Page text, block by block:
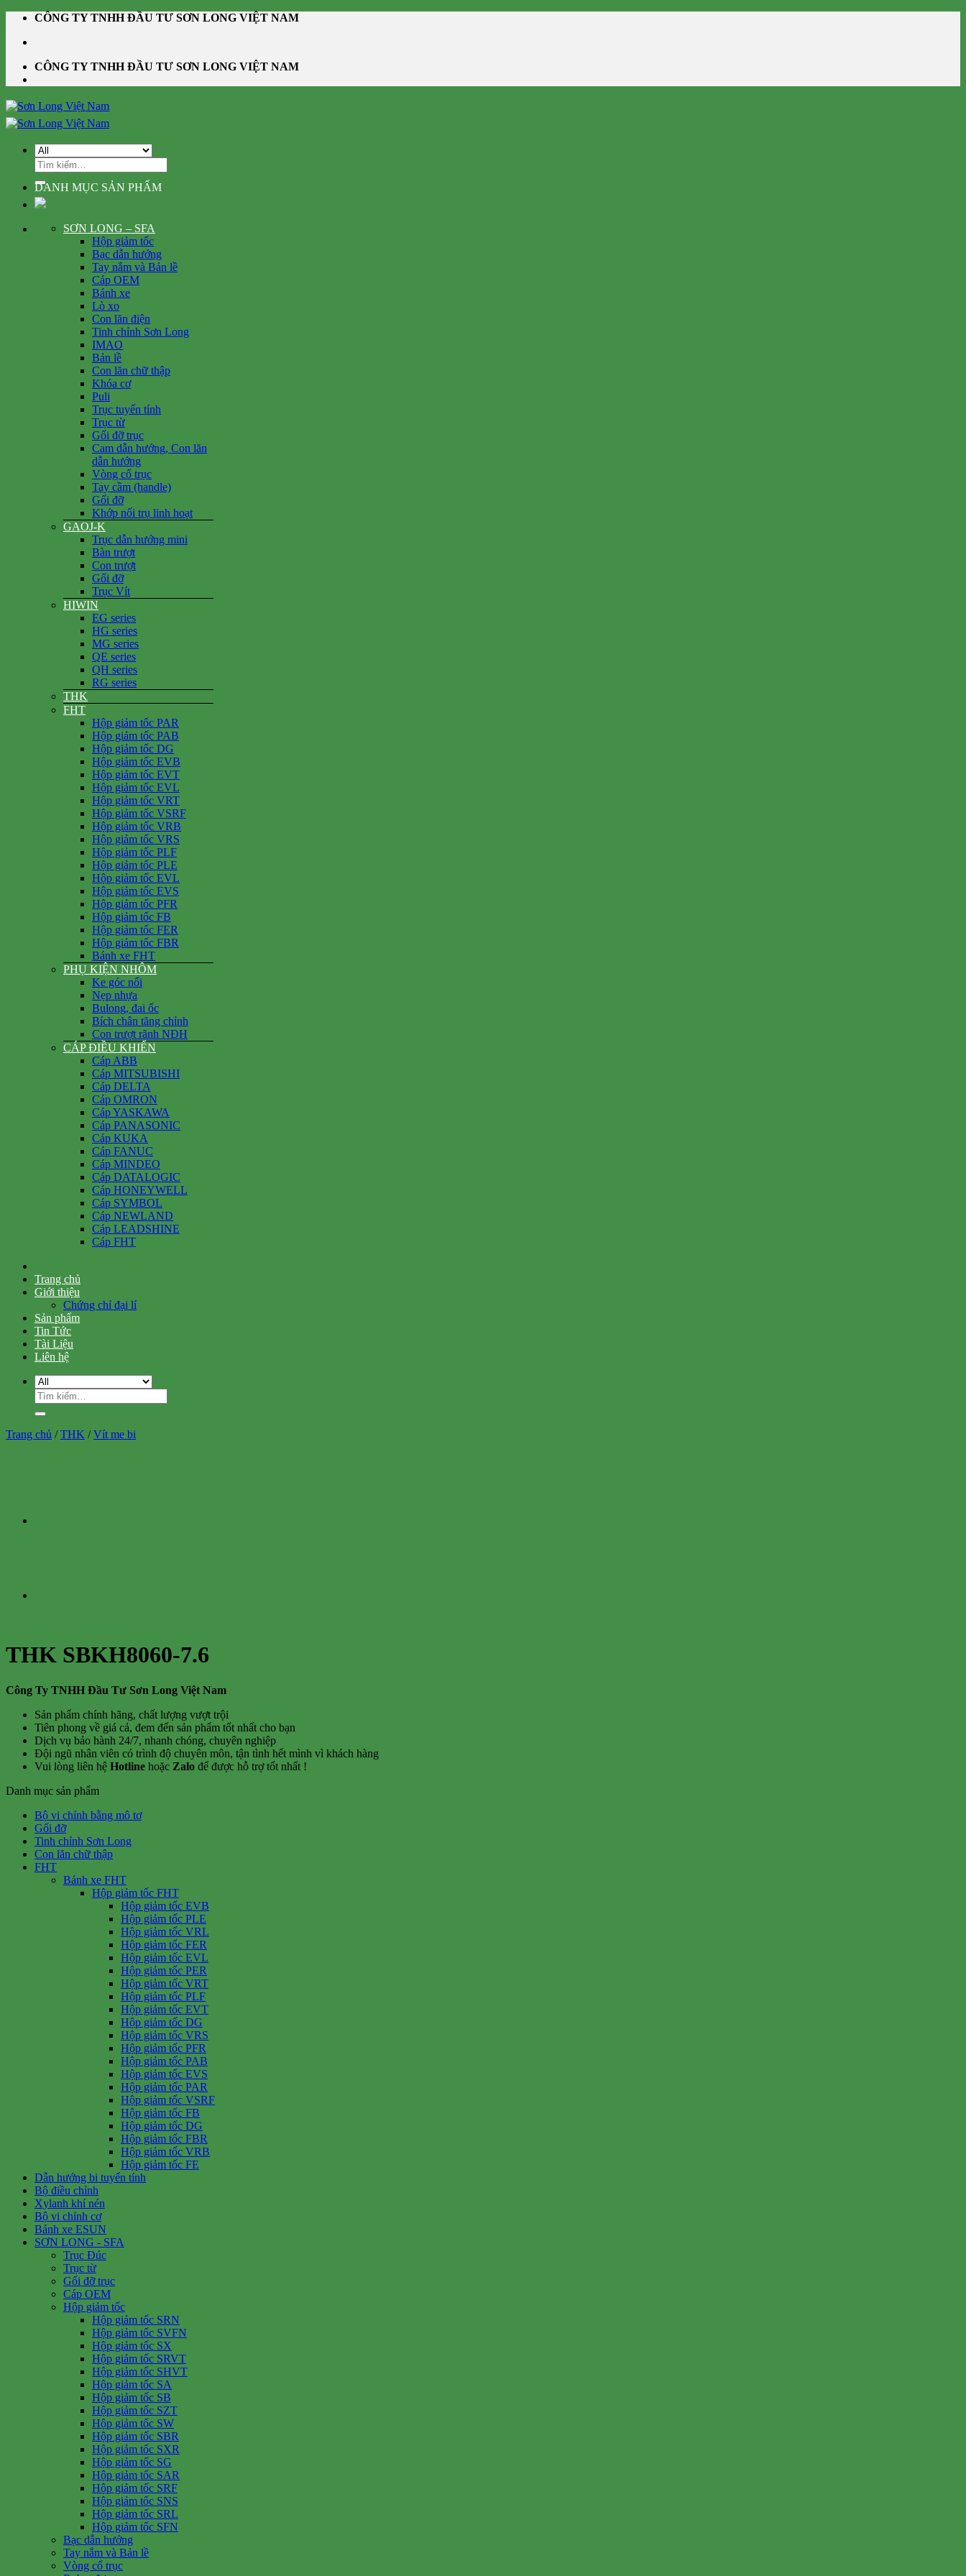
Skip
content
CÔNG TY TNHH ĐẦU TƯ SƠN LONG VIỆT NAM
CÔNG TY TNHH ĐẦU TƯ SƠN LONG VIỆT NAM
Tìm
kiếm:
DANH MỤC SẢN PHẨM
SƠN LONG – SFA
Hộp giảm tốc
Bạc dẫn hướng
Tay nắm và Bản lề
Cáp OEM
Bánh xe
Lò xo
Con lăn điện
Tinh chỉnh Sơn Long
IMAO
Bản lề
Con lăn chữ thập
Khóa cơ
Puli
Trục tuyến tính
Trục từ
Gối đỡ trục
Cam dẫn hướng, Con lăn
dẫn hướng
Vòng cổ trục
Tay cầm (handle)
Gối đỡ
Khớp nối trụ linh hoạt
GAOJ-K
Trục dẫn hướng mini
Bàn trượt
Con trượt
Gối đỡ
Trục Vít
HIWIN
EG series
HG series
MG series
QE series
QH series
RG series
THK
FHT
Hộp giảm tốc PAR
Hộp giảm tốc PAB
Hộp giảm tốc DG
Hộp giảm tốc EVB
Hộp giảm tốc EVT
Hộp giảm tốc EVL
Hộp giảm tốc VRT
Hộp giảm tốc VSRF
Hộp giảm tốc VRB
Hộp giảm tốc VRS
Hộp giảm tốc PLF
Hộp giảm tốc PLE
Hộp giảm tốc EVL
Hộp giảm tốc EVS
Hộp giảm tốc PFR
Hộp giảm tốc FB
Hộp giảm tốc FER
Hộp giảm tốc FBR
Bánh xe FHT
PHỤ KIỆN NHÔM
Ke góc nổi
Nẹp nhựa
Bulong, đai ốc
Bích chân tăng chỉnh
Con trượt rãnh NĐH
CÁP ĐIỀU KHIỂN
Cáp ABB
Cáp MITSUBISHI
Cáp DELTA
Cáp OMRON
Cáp YASKAWA
Cáp PANASONIC
Cáp KUKA
Cáp FANUC
Cáp MINDEO
Cáp DATALOGIC
Cáp HONEYWELL
Cáp SYMBOL
Cáp NEWLAND
Cáp LEADSHINE
Cáp FHT
Trang chủ
Giới thiệu
Chứng chỉ đại lí
Sản phẩm
Tin Tức
Tài Liệu
Liên hệ
Tìm
kiếm:
Trang chủ / THK / Vít me bi
THK SBKH8060-7.6
Công Ty TNHH Đầu Tư Sơn Long Việt Nam
Sản phẩm chính hãng, chất lượng vượt trội
Tiên phong về giá cả, đem đến sản phẩm tốt nhất cho bạn
Dịch vụ bảo hành 24/7, nhanh chóng, chuyên nghiệp
Đội ngũ nhân viên có trình độ chuyên môn, tận tình hết mình vì khách hàng
Vui lòng liên hệ Hotline hoặc Zalo để được hỗ trợ tốt nhất !
Danh mục sản phẩm
Bộ vi chỉnh bằng mô tơ
Gối đỡ
Tinh chỉnh Sơn Long
Con lăn chữ thập
FHT
Bánh xe FHT
Hộp giảm tốc FHT
Hộp giảm tốc EVB
Hộp giảm tốc PLE
Hộp giảm tốc VRL
Hộp giảm tốc FER
Hộp giảm tốc EVL
Hộp giảm tốc PER
Hộp giảm tốc VRT
Hộp giảm tốc PLF
Hộp giảm tốc EVT
Hộp giảm tốc DG
Hộp giảm tốc VRS
Hộp giảm tốc PFR
Hộp giảm tốc PAB
Hộp giảm tốc EVS
Hộp giảm tốc PAR
Hộp giảm tốc VSRF
Hộp giảm tốc FB
Hộp giảm tốc DG
Hộp giảm tốc FBR
Hộp giảm tốc VRB
Hộp giảm tốc FE
Dẫn hướng bi tuyến tính
Bộ điều chỉnh
Xylanh khí nén
Bộ vi chỉnh cơ
Bánh xe ESUN
SƠN LONG - SFA
Trục Đúc
Trục từ
Gối đỡ trục
Cáp OEM
Hộp giảm tốc
Hộp giảm tốc SRN
Hộp giảm tốc SVFN
Hộp giảm tốc SX
Hộp giảm tốc SRVT
Hộp giảm tốc SHVT
Hộp giảm tốc SA
Hộp giảm tốc SB
Hộp giảm tốc SZT
Hộp giảm tốc SW
Hộp giảm tốc SBR
Hộp giảm tốc SXR
Hộp giảm tốc SG
Hộp giảm tốc SAR
Hộp giảm tốc SRF
Hộp giảm tốc SNS
Hộp giảm tốc SRL
Hộp giảm tốc SFN
Bạc dẫn hướng
Tay nắm và Bản lề
Vòng cổ trục